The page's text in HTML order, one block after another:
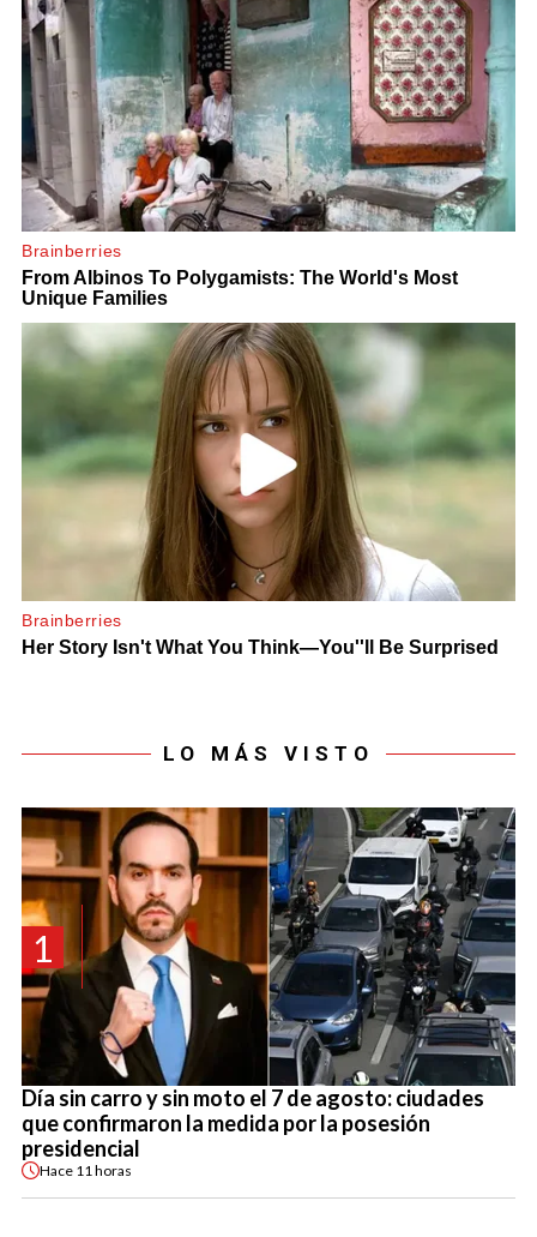
LO MÁS VISTO
1
Día sin carro y sin moto el 7 de agosto: ciudades
que confirmaron la medida por la posesión
presidencial
Hace 11 horas